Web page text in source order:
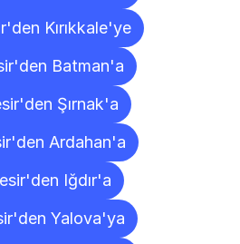
Kırıkkale'ye
Batman'a
Şırnak'a
Ardahan'a
Iğdır'a
Yalova'ya